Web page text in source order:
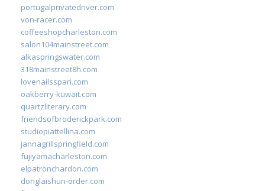
portugalprivatedriver.com
von-racer.com
coffeeshopcharleston.com
salon104mainstreet.com
alkaspringswater.com
318mainstreet8h.com
lovenailsspari.com
oakberry-kuwait.com
quartzliterary.com
friendsofbroderickpark.com
studiopiattellina.com
jannagrillspringfield.com
fujiyamacharleston.com
elpatronchardon.com
donglaishun-order.com